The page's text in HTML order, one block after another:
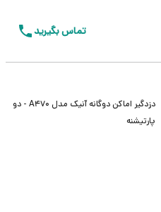
تماس بگیرید
دزدگیر اماکن دوگانه آنیک مدل A470 - دو
پارتیشنه